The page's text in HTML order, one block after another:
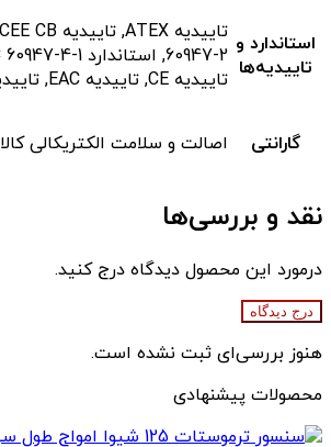
استاندارد و
تاییدیه‌ها تاییدیه CE, تاییدیه EAC, تاییدیه UKCA
گارانتی اصالت و سلامت الکتریکالی کالا
نقد و بررسی‌ها
درمورد این محصول دیدگاه درج کنید.
درج دیدگاه
هنوز بررسی‌ای ثبت نشده است.
محصولات پیشنهادی